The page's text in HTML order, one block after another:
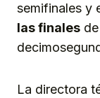
semifinales y
las finales
La directora